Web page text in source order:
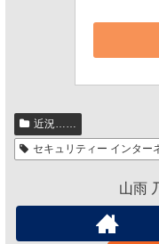
近況……
セキュリティー インター
山雨